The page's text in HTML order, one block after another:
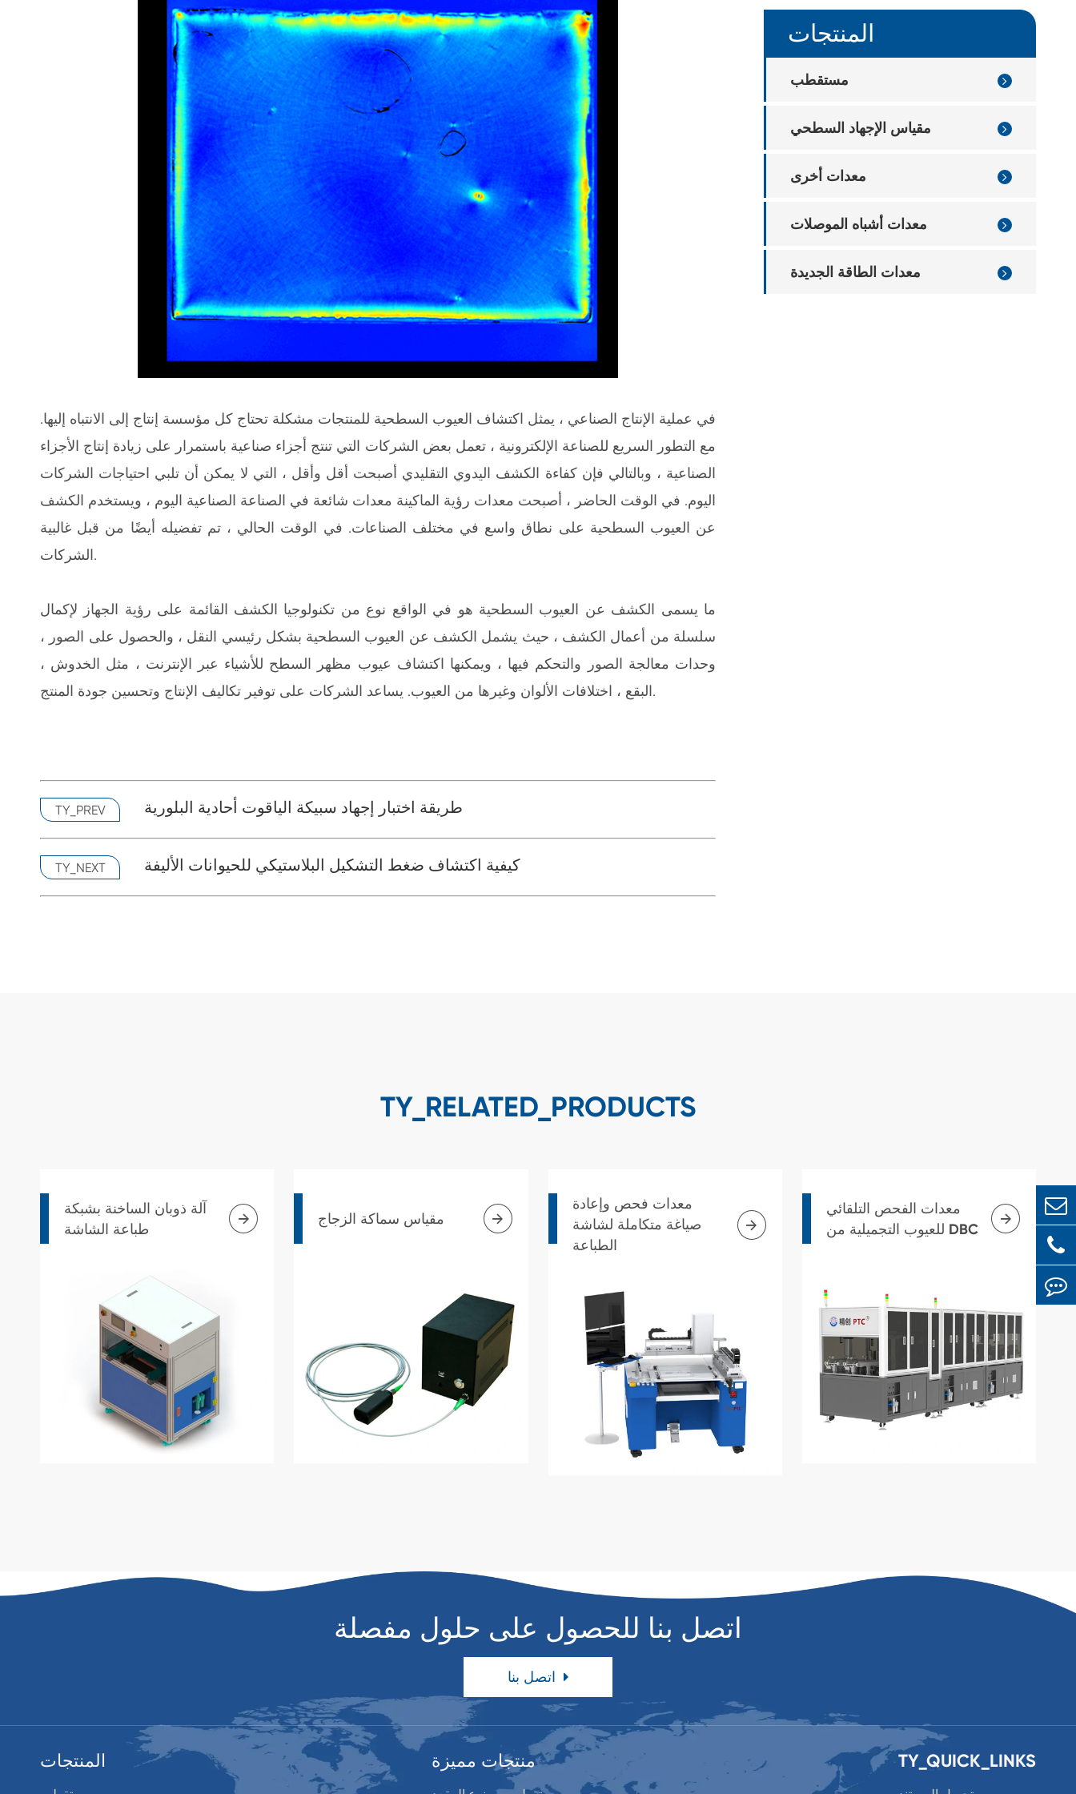
معدات فحص عيوب صينية الرقاقات
في عملية الإنتاج الصناعي ، يمثل اكتشاف العيوب السطحية للمنتجات مشكلة تحتاج كل مؤسسة إنتاج إلى الانتباه إليها.
مع التطور السريع للصناعة الإلكترونية ، تعمل بعض الشركات التي تنتج أجزاء صناعية باستمرار على زيادة إنتاج الأجزاء
الصناعية ، وبالتالي فإن كفاءة الكشف اليدوي التقليدي أصبحت أقل وأقل ، التي لا يمكن أن تلبي احتياجات الشركات
اليوم. في الوقت الحاضر ، أصبحت معدات رؤية الماكينة معدات شائعة في الصناعة الصناعية اليوم ، ويستخدم الكشف
عن العيوب السطحية على نطاق واسع في مختلف الصناعات. في الوقت الحالي ، تم تفضيله أيضًا من قبل غالبية
الشركات.
ما يسمى الكشف عن العيوب السطحية هو في الواقع نوع من تكنولوجيا الكشف القائمة على رؤية الجهاز لإكمال
سلسلة من أعمال الكشف ، حيث يشمل الكشف عن العيوب السطحية بشكل رئيسي النقل ، والحصول على الصور ،
وحدات معالجة الصور والتحكم فيها ، ويمكنها اكتشاف عيوب مظهر السطح للأشياء عبر الإنترنت ، مثل الخدوش ،
البقع ، اختلافات الألوان وغيرها من العيوب. يساعد الشركات على توفير تكاليف الإنتاج وتحسين جودة المنتج.
TY_PREV طريقة اختبار إجهاد سبيكة الياقوت أحادية البلورية
TY_NEXT كيفية اكتشاف ضغط التشكيل البلاستيكي للحيوانات الأليفة
المنتجات
مستقطب
مقياس الإجهاد السطحي
معدات أخرى
معدات أشباه الموصلات
معدات الطاقة الجديدة
TY_RELATED_PRODUCTS
آلة ذوبان الساخنة بشبكة
طباعة الشاشة
 مقياس سماكة الزجاج 
معدات فحص وإعادة
صياغة متكاملة لشاشة
الطباعة

معدات الفحص التلقائي
للعيوب التجميلية من DBC

اتصل بنا للحصول على حلول مفصلة
المنتجات منتجات مميزة TY_QUICK_LINKS